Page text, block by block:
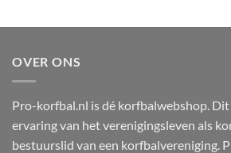
OVER ONS
Pro-korfbal.nl is dé korfbalwebshop.
ervaring van het verenigingsleven als
bestuurslid van een korfbalvereniging.